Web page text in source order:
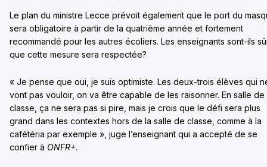
Le plan du ministre Lecce prévoit également que le port du
sera obligatoire à partir de la quatrième année et fortement
recommandé pour les autres écoliers. Les enseignants sont-ils
que cette mesure sera respectée?
« Je pense que oui, je suis optimiste. Les deux-trois élèves qui
vont pas vouloir, on va être capable de les raisonner. En salle de
classe, ça ne sera pas si pire, mais je crois que le défi sera plus
grand dans les contextes hors de la salle de classe, comme à la
cafétéria par exemple », juge l’enseignant qui a accepté de se
confier à ONFR+.